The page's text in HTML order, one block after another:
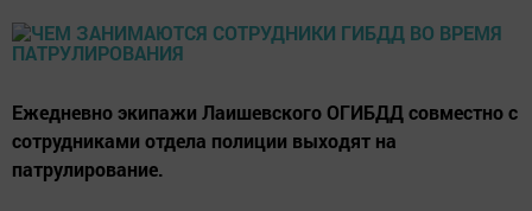
Ежедневно экипажи Лаишевского ОГИБДД совместно с
сотрудниками отдела полиции выходят на
патрулирование.